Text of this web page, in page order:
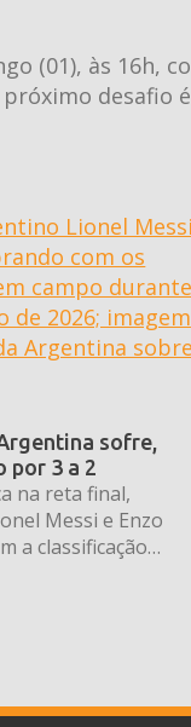
(01), às 16h,
sofre,
por 3 a 2
na reta final,
Messi e Enzo
a classificação